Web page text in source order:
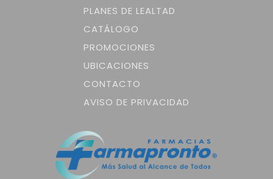
PLANES DE LEALTAD
CATÁLOGO
PROMOCIONES
UBICACIONES
CONTACTO
AVISO DE PRIVACIDAD